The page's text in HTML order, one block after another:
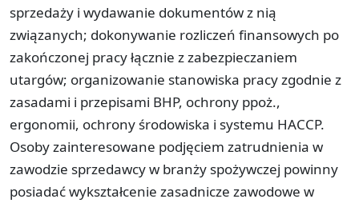
sprzedaży i wydawanie dokumentów z nią
związanych; dokonywanie rozliczeń finansowych po
zakończonej pracy łącznie z zabezpieczaniem
utargów; organizowanie stanowiska pracy zgodnie z
zasadami i przepisami BHP, ochrony ppoż.,
ergonomii, ochrony środowiska i systemu HACCP.
Osoby zainteresowane podjęciem zatrudnienia w
zawodzie sprzedawcy w branży spożywczej powinny
posiadać wykształcenie zasadnicze zawodowe w